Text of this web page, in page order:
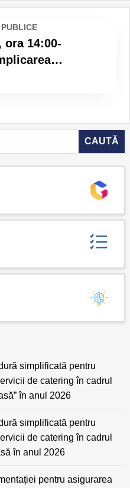
uri din județul
ora 14:00-
de
simplificată pentru
de catering în cadrul
în anul 2026
simplificată pentru
de catering în cadrul
în anul 2026
pentru asigurarea